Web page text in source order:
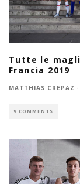
Tutte le
Francia 2019
MATTHIAS CREPAZ ·
9 COMMENTS